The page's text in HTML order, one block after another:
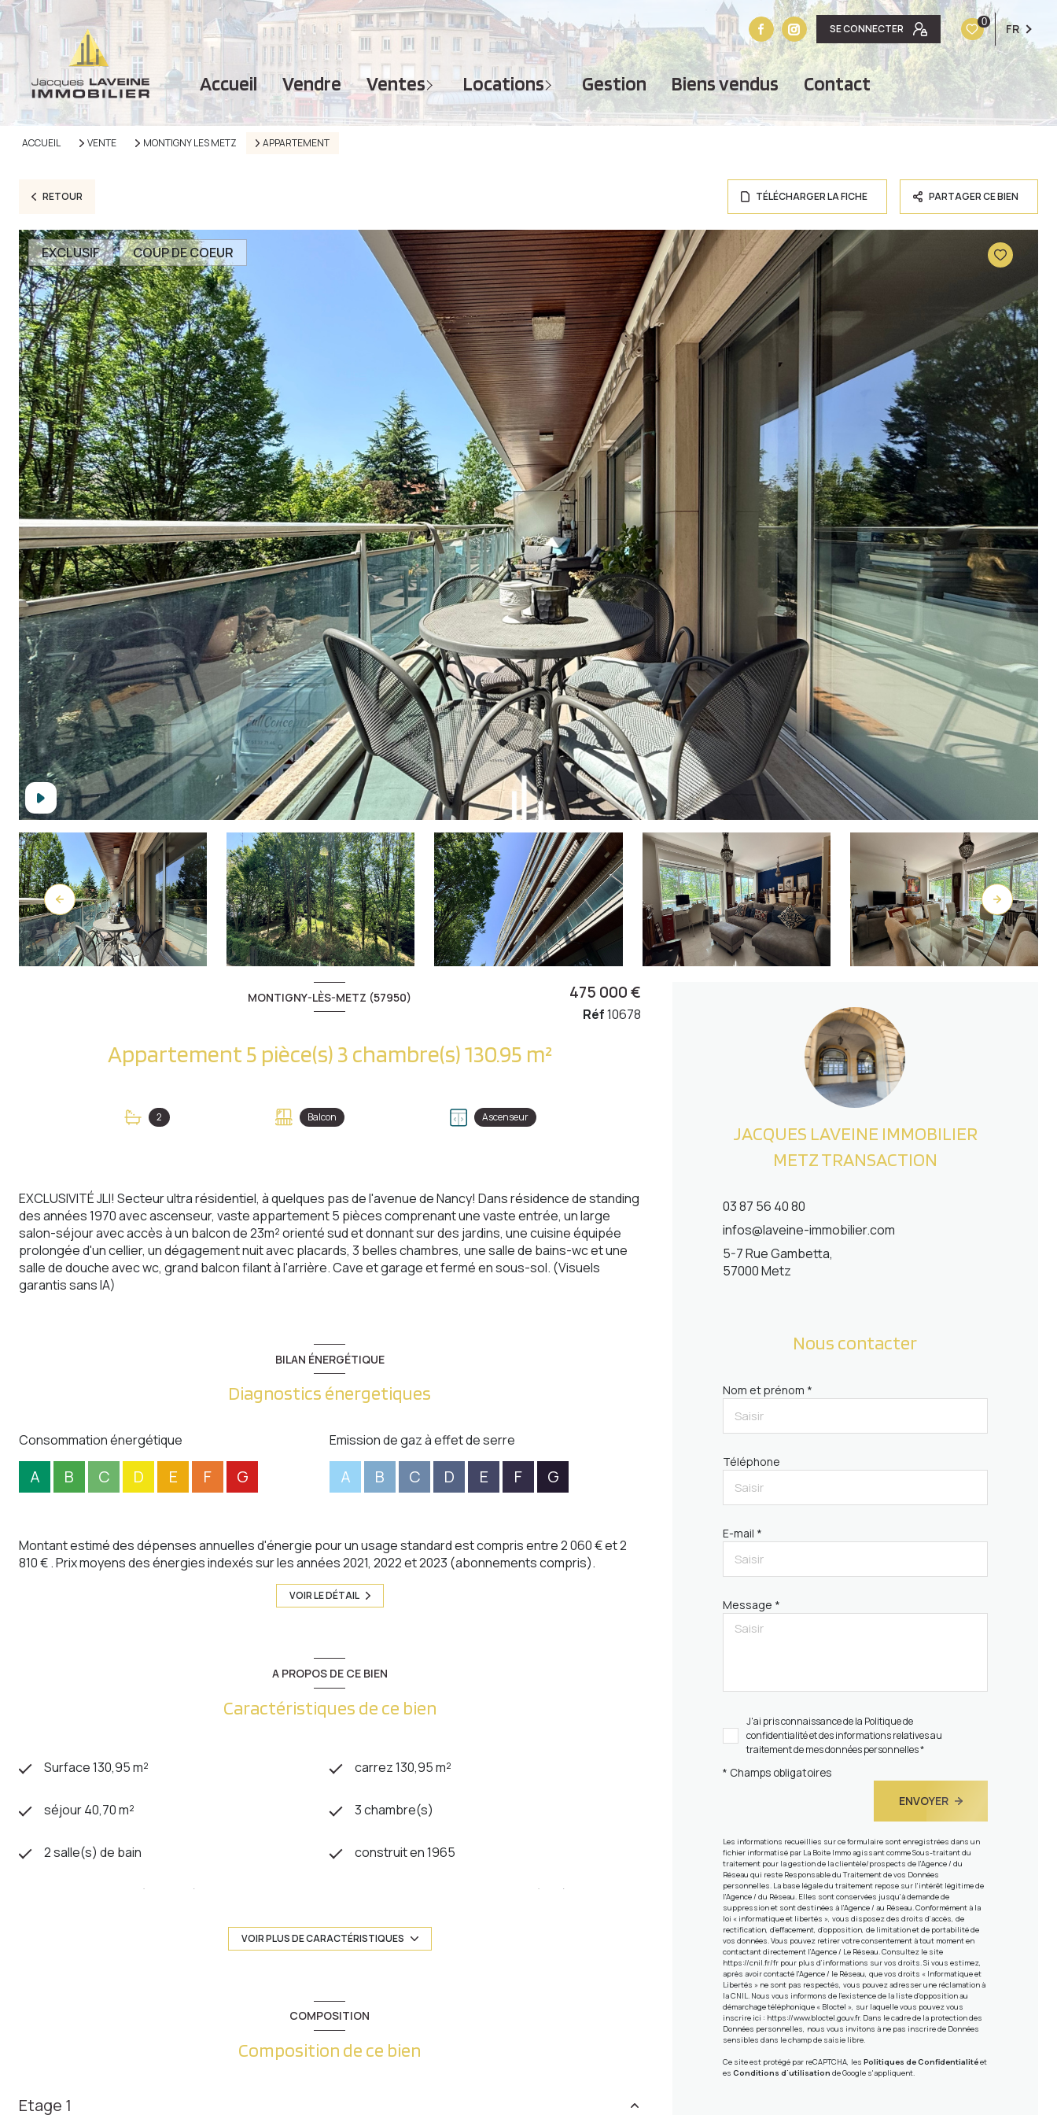
SE CONNECTER
0 FR
accueil vendre ventes
MAISONS
APPARTEMENTS
TERRAINS
IMMEUBLES
GARAGES - PARKINGS
locations
APPARTEMENTS
TERRAINS
IMMEUBLES
GARAGES - PARKINGS
gestion biens vendus contact
ACCUEIL VENTE MONTIGNY LES METZ APPARTEMENT
RETOUR TÉLÉCHARGER LA FICHE PARTAGER CE BIEN
EXCLUSIF COUP DE COEUR
MONTIGNY-LÈS-METZ (57950)
Appartement 5 pièce(s) 3 chambre(s) 130.95 m²
2 Balcon Ascenseur
475 000 €
Réf10678
EXCLUSIVITÉ JLI! Secteur ultra résidentiel, à quelques pas de l'avenue de Nancy! Dans résidence de standing
des années 1970 avec ascenseur, vaste appartement 5 pièces comprenant une vaste entrée, un large
salon-séjour avec accès à un balcon de 23m² orienté sud et donnant sur des jardins, une cuisine équipée
prolongée d'un cellier, un dégagement nuit avec placards, 3 belles chambres, une salle de bains-wc et une
salle de douche avec wc, grand balcon filant à l'arrière. Cave et garage et fermé en sous-sol. (Visuels
garantis sans IA)
BILAN ÉNERGÉTIQUE
Diagnostics énergetiques
Consommation énergétique
A B C D E F G
Emission de gaz à effet de serre
A B C D E F G
Montant estimé des dépenses annuelles d'énergie pour un usage standard est compris entre 2 060 € et 2
810 € . Prix moyens des énergies indexés sur les années 2021, 2022 et 2023 (abonnements compris).
VOIR LE DÉTAIL
A PROPOS DE CE BIEN
Caractéristiques de ce bien
Surface 130,95 m² carrez 130,95 m²
séjour 40,70 m² 3 chambre(s)
2 salle(s) de bain construit en 1965
cuisine séparée (équipée) Chauffage collectif : chaudière (gaz)
1 parking(s)
1er étage
cave
VOIR PLUS DE CARACTÉRISTIQUES
COMPOSITION
Composition de ce bien
Etage 1
JACQUES LAVEINE IMMOBILIER
METZ TRANSACTION
03 87 56 40 80
infos@laveine-immobilier.com
5-7 Rue Gambetta,
57000 Metz
Nous contacter
Nom et prénom *
Téléphone
E-mail *
Message *
J'ai pris connaissance de la Politique de
confidentialité et des informations relatives au
traitement de mes données personnelles *
* Champs obligatoires
ENVOYER
Les informations recueillies sur ce formulaire sont enregistrées dans un
fichier informatisé par La Boite Immo agissant comme Sous-traitant du
traitement pour la gestion de la clientèle/prospects de l'Agence / du
Réseau qui reste Responsable du Traitement de vos Données
personnelles. La base légale du traitement repose sur l'intérêt légitime de
l'Agence / du Réseau. Elles sont conservées jusqu'à demande de
suppression et sont destinées à l'Agence / au Réseau. Conformément à la
loi « informatique et libertés », vous disposez des droits d’accès, de
rectification, d’effacement, d’opposition, de limitation et de portabilité de
vos données. Vous pouvez retirer votre consentement à tout moment en
contactant directement l’Agence / Le Réseau. Consultez le site
https://cnil.fr/frpour plus d’informations sur vos droits. Si vous estimez,
après avoir contacté l'Agence / le Réseau, que vos droits « Informatique et
Libertés » ne sont pas respectés, vous pouvez adresser une réclamation à
la CNIL. Nous vous informons de l’existence de la liste d'opposition au
démarchage téléphonique « Bloctel », sur laquelle vous pouvez vous
inscrire ici : https://www.bloctel.gouv.fr. Dans le cadre de la protection des
Données personnelles, nous vous invitons à ne pas inscrire de Données
sensibles dans le champ de saisie libre.
Ce site est protégé par reCAPTCHA, les Politiques de Confidentialitéet
es Conditions d'utilisation de Google s'appliquent.